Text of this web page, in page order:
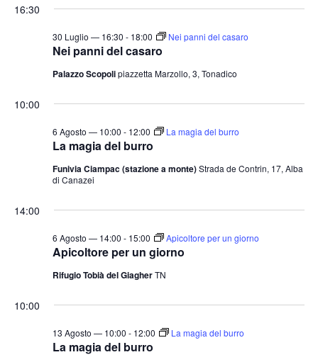
16:30
Nei panni del casaro
30 Luglio — 16:30 - 18:00 Nei panni del casaro
Palazzo Scopolipiazzetta Marzollo, 3, Tonadico
10:00
La magia del burro
6 Agosto — 10:00 - 12:00 La magia del burro
Funivia Ciampac (stazione a monte)Strada de Contrin, 17, Alba
di Canazei
14:00
Apicoltore per un giorno
6 Agosto — 14:00 - 15:00 Apicoltore per un giorno
Rifugio Tobià del GiagherTN
10:00
La magia del burro
13 Agosto — 10:00 - 12:00 La magia del burro